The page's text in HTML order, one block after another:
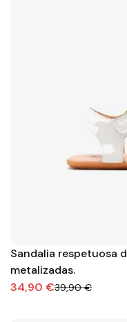
Sandalia respetuosa
metalizadas.
34,90 €39,90 €